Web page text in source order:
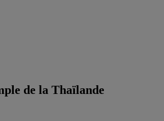
de la Thaïlande